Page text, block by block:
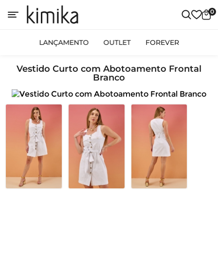
0
LANÇAMENTO OUTLET FOREVER
Vestido Curto com Abotoamento Frontal
Branco